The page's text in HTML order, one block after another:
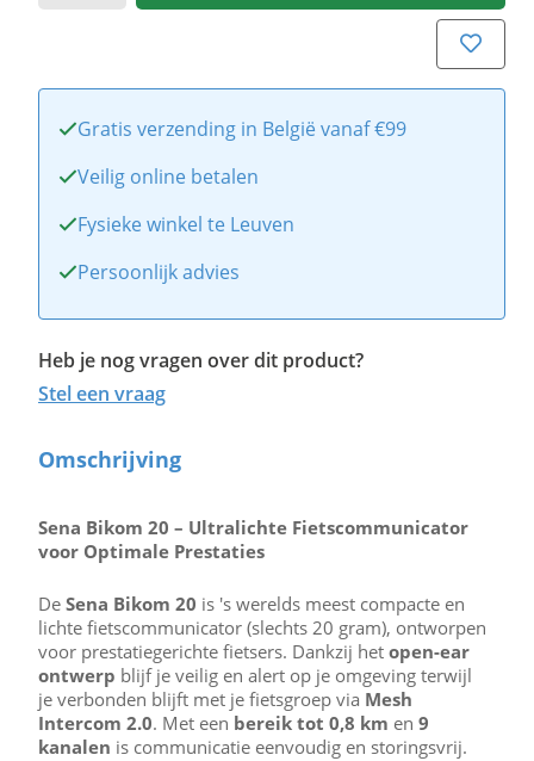
Gratis verzending in België vanaf €99
Veilig online betalen
Fysieke winkel te Leuven
Persoonlijk advies
Heb je nog vragen over dit product?
Stel een vraag
Omschrijving
Sena Bikom 20 – Ultralichte Fietscommunicator
voor Optimale Prestaties
De Sena Bikom 20 is 's werelds meest compacte en
lichte fietscommunicator (slechts 20 gram), ontworpen
voor prestatiegerichte fietsers. Dankzij het open-ear
ontwerp blijf je veilig en alert op je omgeving terwijl
je verbonden blijft met je fietsgroep via Mesh
Intercom 2.0. Met een bereik tot 0,8 km en 9
kanalen is communicatie eenvoudig en storingsvrij.